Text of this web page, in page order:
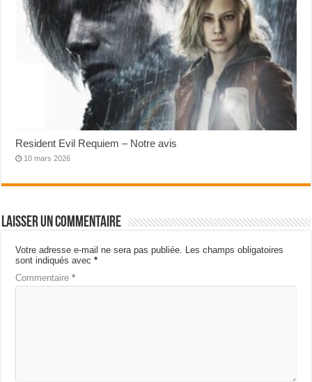
Resident Evil Requiem – Notre avis
10 mars 2026
Laisser un commentaire
Votre adresse e-mail ne sera pas publiée. Les champs obligatoires
sont indiqués avec*
Commentaire*